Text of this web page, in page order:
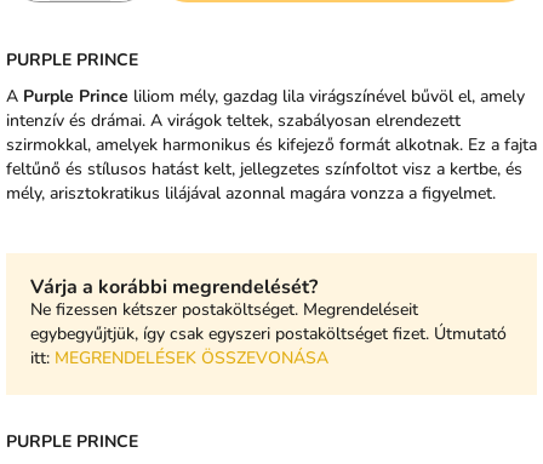
PURPLE PRINCE
A Purple Prince liliom mély, gazdag lila virágszínével bűvöl el, amely
intenzív és drámai. A virágok teltek, szabályosan elrendezett
szirmokkal, amelyek harmonikus és kifejező formát alkotnak. Ez a fajta
feltűnő és stílusos hatást kelt, jellegzetes színfoltot visz a kertbe, és
mély, arisztokratikus lilájával azonnal magára vonzza a figyelmet.
Várja a korábbi megrendelését?
Ne fizessen kétszer postaköltséget. Megrendeléseit
egybegyűjtjük, így csak egyszeri postaköltséget fizet. Útmutató
itt: MEGRENDELÉSEK ÖSSZEVONÁSA
PURPLE PRINCE